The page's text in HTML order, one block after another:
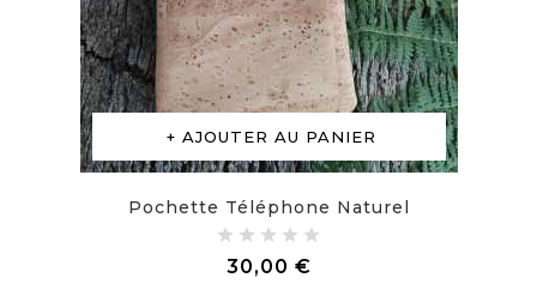
AJOUTER AU PANIER
Pochette Téléphone Naturel
30,00 €Prix